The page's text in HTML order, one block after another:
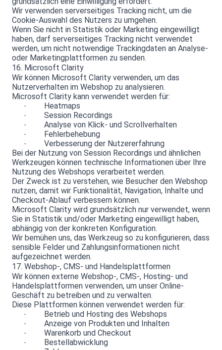
Wir verwenden serverseitiges Tracking nicht, um die
Cookie-Auswahl des Nutzers zu umgehen.
Wenn Sie nicht in Statistik oder Marketing eingewilligt
haben, darf serverseitiges Tracking nicht verwendet
werden, um nicht notwendige Trackingdaten an Analyse-
oder Marketingplattformen zu senden.
16. Microsoft Clarity
Wir können Microsoft Clarity verwenden, um das
Nutzerverhalten im Webshop zu analysieren.
Microsoft Clarity kann verwendet werden für:
· Heatmaps
· Session Recordings
· Analyse von Klick- und Scrollverhalten
· Fehlerbehebung
·
Verbesserung der Nutzererfahrung
Bei der Nutzung von Session Recordings und ähnlichen
Werkzeugen können technische Informationen über Ihre
Nutzung des Webshops verarbeitet werden.
Der Zweck ist zu verstehen, wie Besucher den Webshop
nutzen, damit wir Funktionalität, Navigation, Inhalte und
Checkout-Ablauf verbessern können.
Microsoft Clarity wird grundsätzlich nur verwendet, wenn
Sie in Statistik und/oder Marketing eingewilligt haben,
abhängig von der konkreten Konfiguration.
Wir bemühen uns, das Werkzeug so zu konfigurieren, dass
sensible Felder und Zahlungsinformationen nicht
aufgezeichnet werden.
17. Webshop-, CMS- und Handelsplattformen
Wir können externe Webshop-, CMS-, Hosting- und
Handelsplattformen verwenden, um unser Online-
Geschäft zu betreiben und zu verwalten.
Diese Plattformen können verwendet werden für:
· Betrieb und Hosting des Webshops
· Anzeige von Produkten und Inhalten
· Warenkorb und Checkout
· Bestellabwicklung